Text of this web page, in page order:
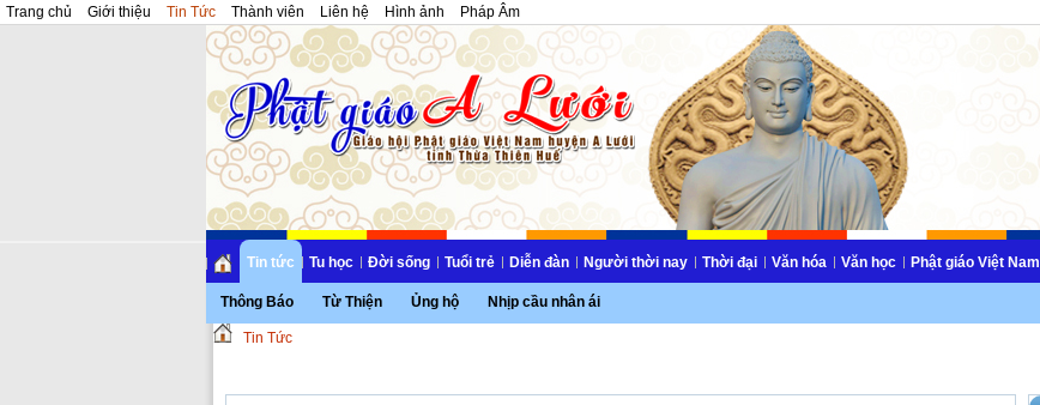
Trang chủ Giới thiệu Tin Tức Thành viên Liên hệ Hình ảnh Pháp Âm
Tin tức
Thông Báo Từ Thiện Ủng hộ Nhịp cầu nhân ái
Tu học Đời sống Tuổi trẻ Diễn đàn Người thời nay Thời đại Văn hóa Văn học Phật giáo Việt Nam
Tin Tức